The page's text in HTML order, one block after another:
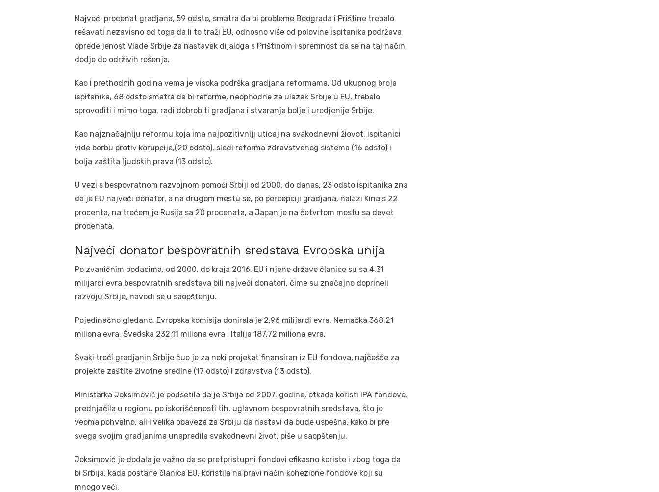
Najveći procenat gradjana, 59 odsto, smatra da bi probleme Beograda i Prištine trebalo
rešavati nezavisno od toga da li to traži EU, odnosno više od polovine ispitanika podržava
opredeljenost Vlade Srbije za nastavak dijaloga s Prištinom i spremnost da se na taj način
dodje do održivih rešenja.
Kao i prethodnih godina vema je visoka podrška gradjana reformama. Od ukupnog broja
ispitanika, 68 odsto smatra da bi reforme, neophodne za ulazak Srbije u EU, trebalo
sprovoditi i mimo toga, radi dobrobiti gradjana i stvaranja bolje i uredjenije Srbije.
Kao najznačajniju reformu koja ima najpozitivniji uticaj na svakodnevni žiovot, ispitanici
vide borbu protiv korupcije,(20 odsto), sledi reforma zdravstvenog sistema (16 odsto) i
bolja zaštita ljudskih prava (13 odsto).
U vezi s bespovratnom razvojnom pomoći Srbiji od 2000. do danas, 23 odsto ispitanika zna
da je EU najveći donator, a na drugom mestu se, po percepciji gradjana, nalazi Kina s 22
procenta, na trećem je Rusija sa 20 procenata, a Japan je na četvrtom mestu sa devet
procenata.
Najveći donator bespovratnih sredstava Evropska unija
Po zvaničnim podacima, od 2000. do kraja 2016. EU i njene države članice su sa 4,31
milijardi evra bespovratnih sredstava bili najveći donatori, čime su značajno doprineli
razvoju Srbije, navodi se u saopštenju.
Pojedinačno gledano, Evropska komisija donirala je 2,96 milijardi evra, Nemačka 368,21
miliona evra, Švedska 232,11 miliona evra i Italija 187,72 miliona evra.
Svaki treći gradjanin Srbije čuo je za neki projekat finansiran iz EU fondova, najčešće za
projekte zaštite životne sredine (17 odsto) i zdravstva (13 odsto).
Ministarka Joksimović je podsetila da je Srbija od 2007. godine, otkada koristi IPA fondove,
prednjačila u regionu po iskorišćenosti tih, uglavnom bespovratnih sredstava, što je
veoma pohvalno, ali i velika obaveza za Srbiju da nastavi da bude uspešna, kako bi pre
svega svojim gradjanima unapredila svakodnevni život, piše u saopštenju.
Joksimović je dodala je važno da se pretpristupni fondovi efikasno koriste i zbog toga da
bi Srbija, kada postane članica EU, koristila na pravi način kohezione fondove koji su
mnogo veći.